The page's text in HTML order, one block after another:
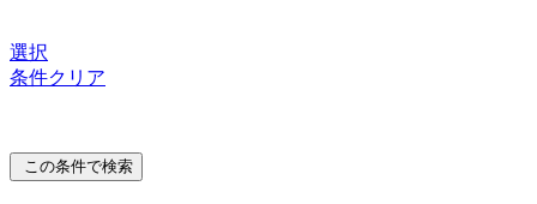
選択
条件クリア
この条件で検索